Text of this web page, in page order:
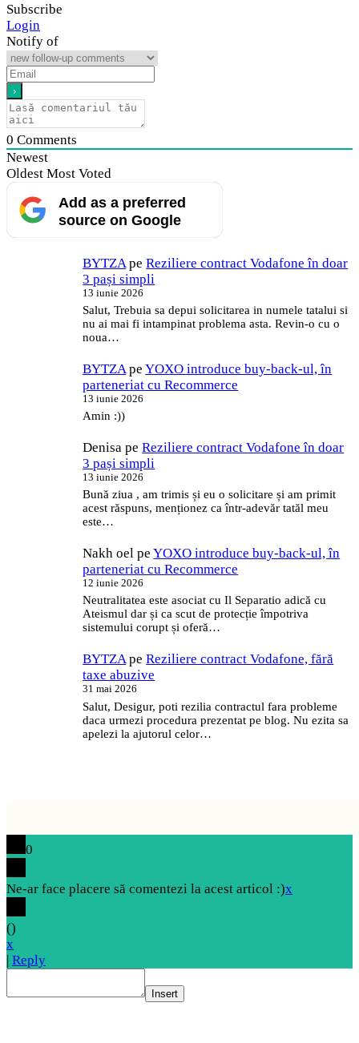
Subscribe
Login
Notify of
0 Comments
Newest
Oldest Most Voted
Add as a preferred
source on Google
BYTZA peReziliere contract Vodafone în doar
3 pași simpli
13 iunie 2026
Salut, Trebuia sa depui solicitarea in numele tatalui si
nu ai mai fi intampinat problema asta. Revin-o cu o
noua…
BYTZA peYOXO introduce buy-back-ul, în
parteneriat cu Recommerce
13 iunie 2026
Amin :))
Denisa peReziliere contract Vodafone în doar
3 pași simpli
13 iunie 2026
Bună ziua , am trimis și eu o solicitare și am primit
acest răspuns, menționez ca într-adevăr tatăl meu
este…
Nakh oel peYOXO introduce buy-back-ul, în
parteneriat cu Recommerce
12 iunie 2026
Neutralitatea este asociat cu Il Separatio adică cu
Ateismul dar și ca scut de protecție împotriva
sistemului corupt și oferă…
BYTZApeReziliere contract Vodafone, fără
taxe abuzive
31 mai 2026
Salut, Desigur, poti rezilia contractul fara probleme
daca urmezi procedura prezentat pe blog. Nu ezita sa
apelezi la ajutorul celor…
0
Ne-ar face placere să comentezi la acest articol :)x
()
x
Reply
Insert